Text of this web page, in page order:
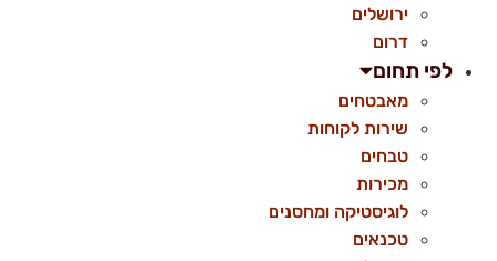
ירושלים
דרום
לפי תחום
מאבטחים
שירות לקוחות
טבחים
מכירות
לוגיסטיקה ומחסנים
טכנאים